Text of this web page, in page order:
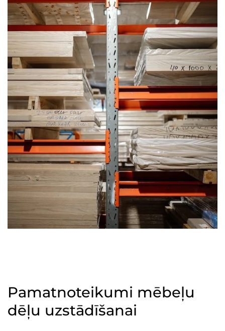
Pamatnoteikumi mēbeļu
dēļu uzstādīšanai